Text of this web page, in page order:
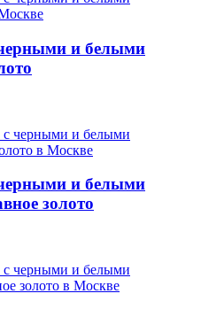
и белыми
и белыми
золото